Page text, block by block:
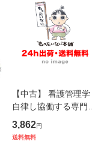
【中古】 看護管理学
自律し協働する専門職
の看護マネジメントス
キル 改訂第3版 (看護
3,862円
送料無料